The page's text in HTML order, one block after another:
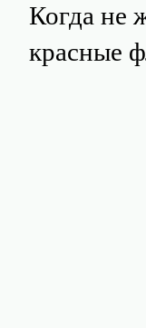
Когда не
красные